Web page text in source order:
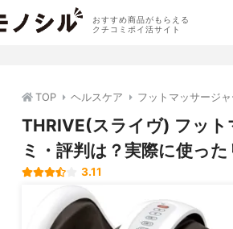
おすすめ商品がもらえる
クチコミポイ活サイト
TOP ヘルスケア フットマッサージャ
THRIVE(スライヴ) フッ
ミ・評判は？実際に使っ
3.11